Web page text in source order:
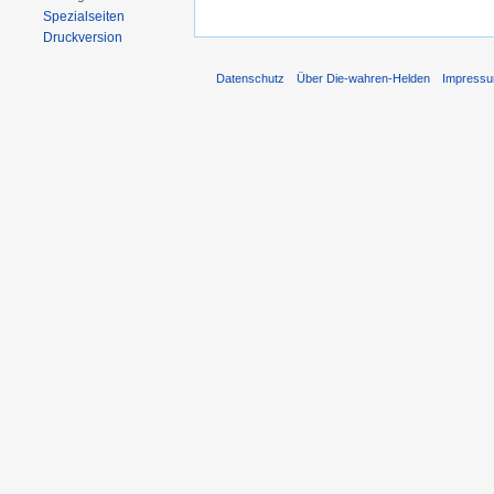
Spezialseiten
Druckversion
Datenschutz Über Die-wahren-Helden